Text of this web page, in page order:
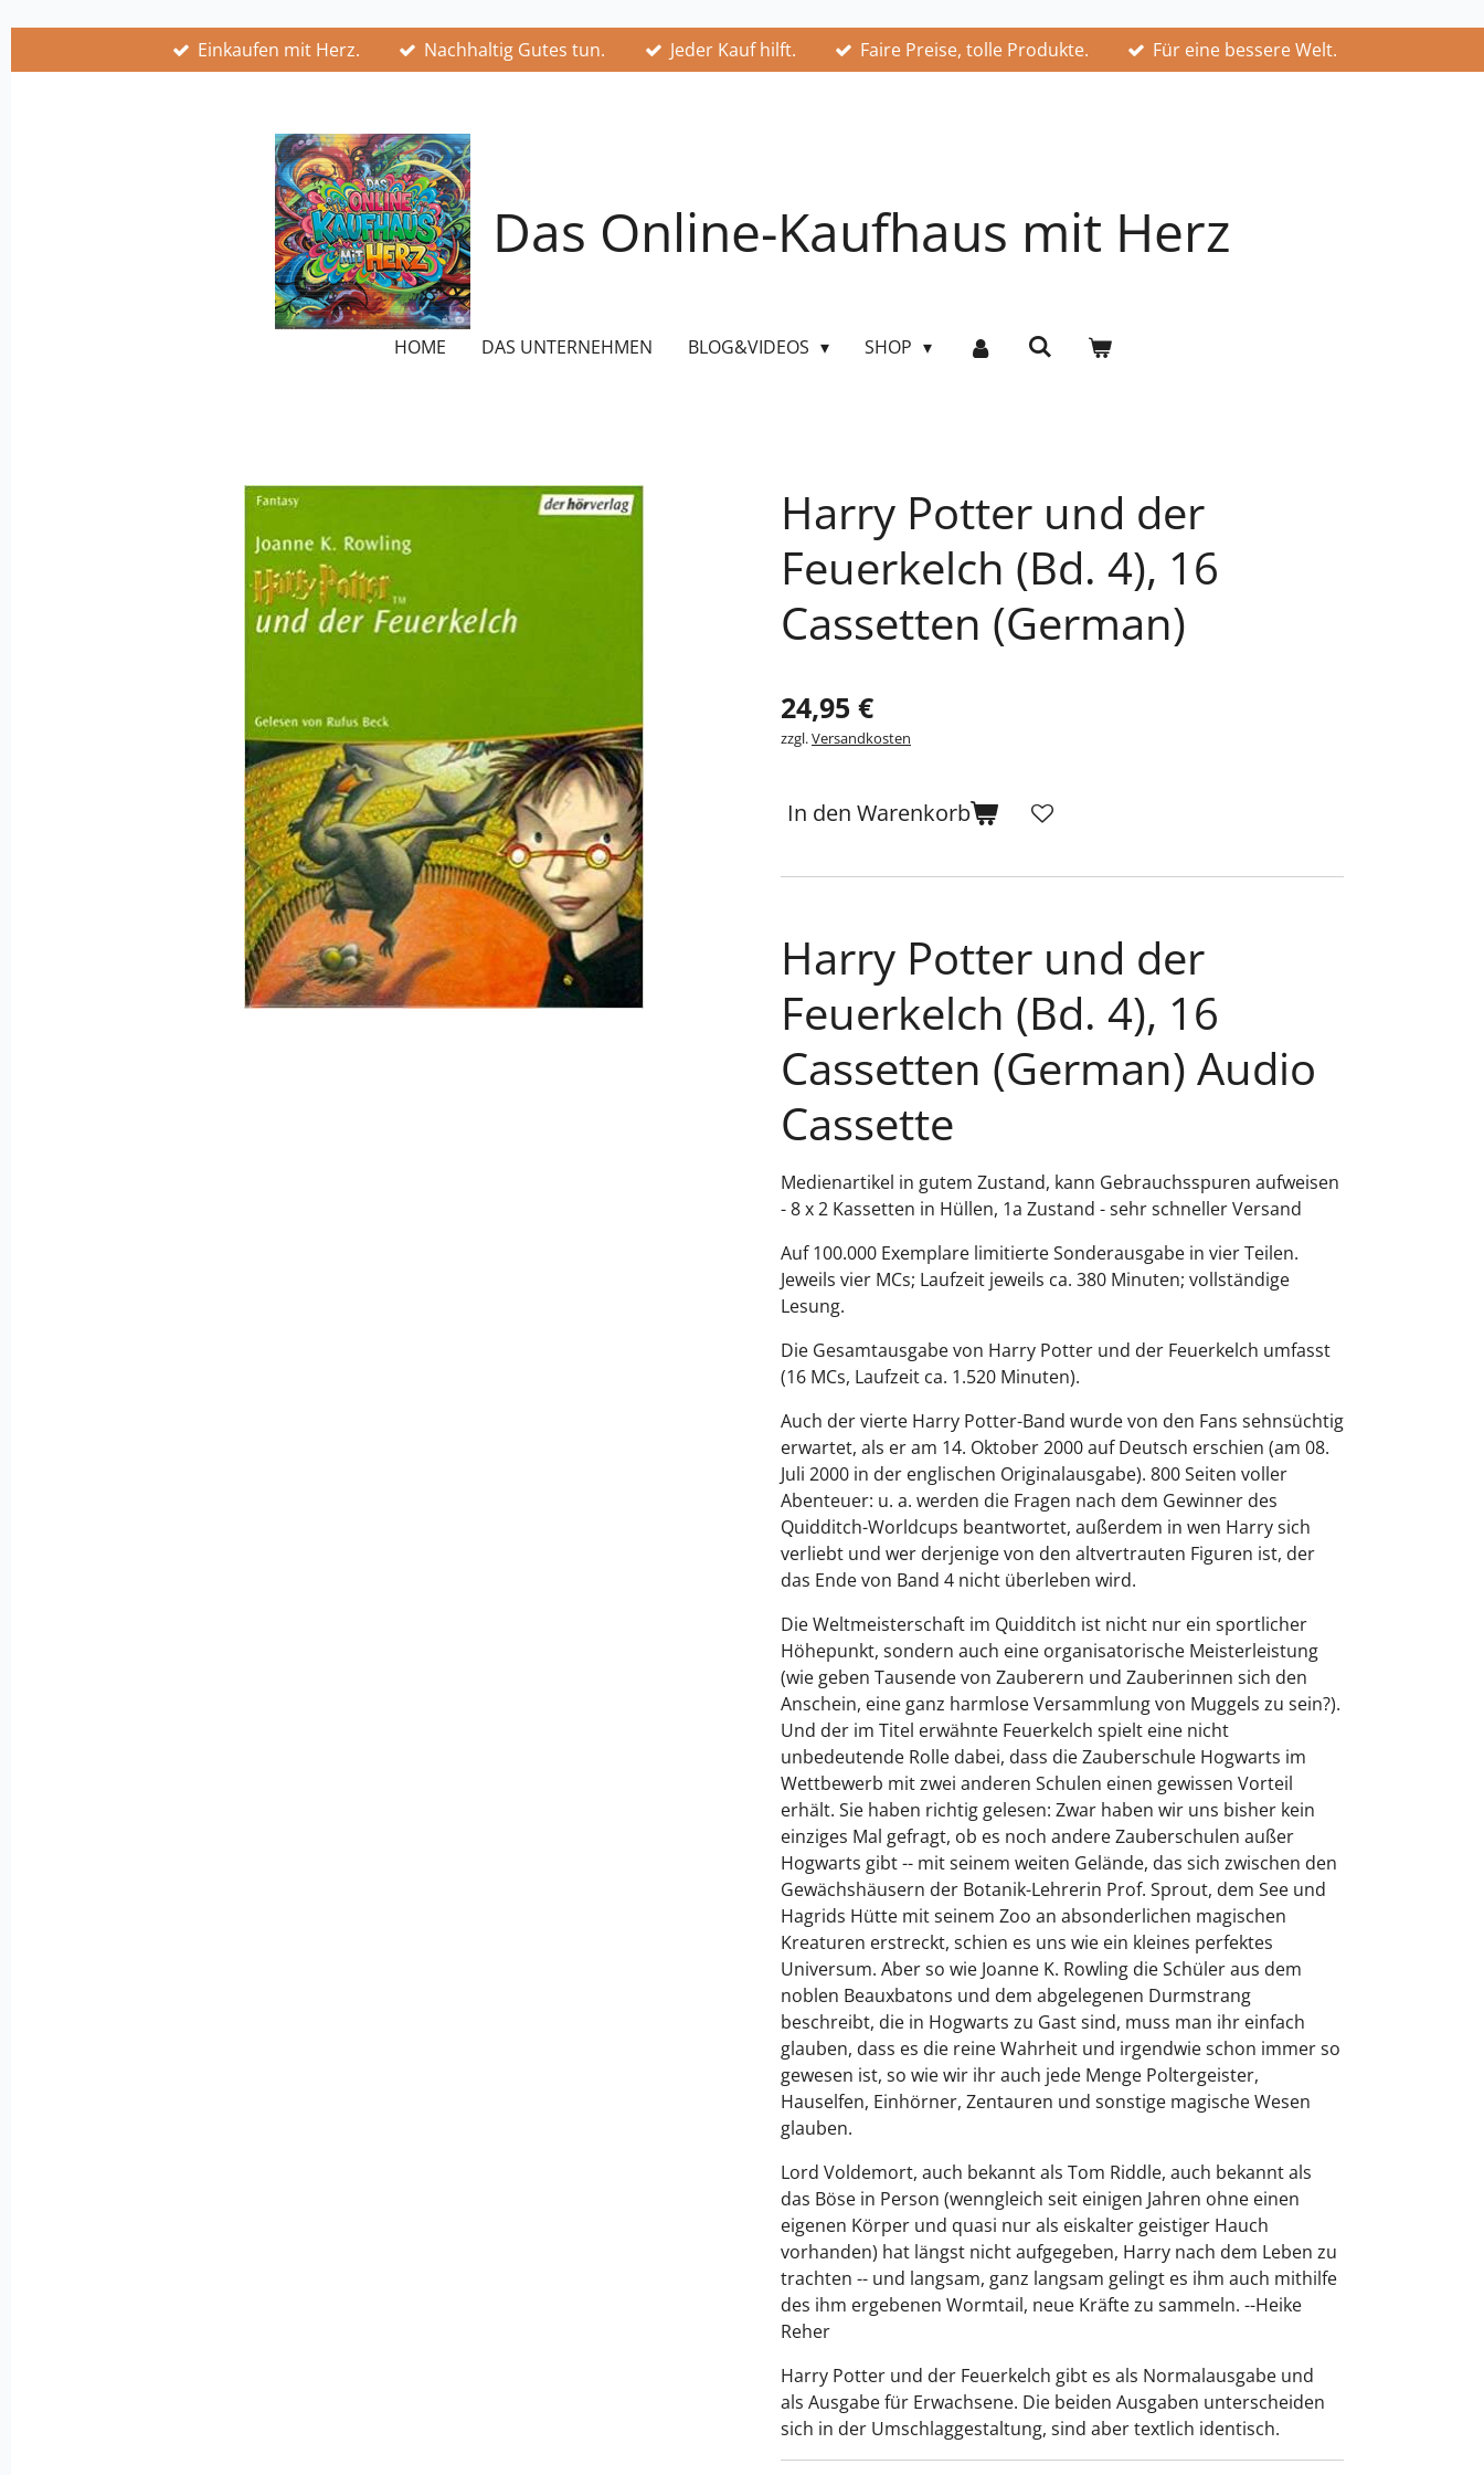
springen
Einkaufen mit Herz. Nachhaltig Gutes tun. Jeder Kauf hilft. Faire Preise, tolle Produkte. Für eine bessere Welt.
Das Online-Kaufhaus mit Herz
HOME DAS UNTERNEHMEN BLOG&VIDEOS SHOP
Harry Potter und der
Feuerkelch (Bd. 4), 16
Cassetten (German)
24,95 €
zzgl.Versandkosten
In den Warenkorb
Harry Potter und der
Feuerkelch (Bd. 4), 16
Cassetten (German) Audio
Cassette
Medienartikel in gutem Zustand, kann Gebrauchsspuren aufweisen
-8 x 2 Kassetten in Hüllen, 1a Zustand - sehr schneller Versand
Auf 100.000 Exemplare limitierte Sonderausgabe in vier Teilen.
Jeweils vier MCs; Laufzeit jeweils ca. 380 Minuten; vollständige
Lesung.
Die Gesamtausgabe von Harry Potter und der Feuerkelch umfasst
(16 MCs, Laufzeit ca. 1.520 Minuten).
Auch der vierte Harry Potter-Band wurde von den Fans sehnsüchtig
erwartet, als er am 14. Oktober 2000 auf Deutsch erschien (am 08.
Juli 2000 in der englischen Originalausgabe). 800 Seiten voller
Abenteuer: u. a. werden die Fragen nach dem Gewinner des
Quidditch-Worldcups beantwortet, außerdem in wen Harry sich
verliebt und wer derjenige von den altvertrauten Figuren ist, der
das Ende von Band 4 nicht überleben wird.
Die Weltmeisterschaft im Quidditch ist nicht nur ein sportlicher
Höhepunkt, sondern auch eine organisatorische Meisterleistung
(wie geben Tausende von Zauberern und Zauberinnen sich den
Anschein, eine ganz harmlose Versammlung von Muggels zu sein?).
Und der im Titel erwähnte Feuerkelch spielt eine nicht
unbedeutende Rolle dabei, dass die Zauberschule Hogwarts im
Wettbewerb mit zwei anderen Schulen einen gewissen Vorteil
erhält. Sie haben richtig gelesen: Zwar haben wir uns bisher kein
einziges Mal gefragt, ob es noch andere Zauberschulen außer
Hogwarts gibt -- mit seinem weiten Gelände, das sich zwischen den
Gewächshäusern der Botanik-Lehrerin Prof. Sprout, dem See und
Hagrids Hütte mit seinem Zoo an absonderlichen magischen
Kreaturen erstreckt, schien es uns wie ein kleines perfektes
Universum. Aber so wie Joanne K. Rowling die Schüler aus dem
noblen Beauxbatons und dem abgelegenen Durmstrang
beschreibt, die in Hogwarts zu Gast sind, muss man ihr einfach
glauben, dass es die reine Wahrheit und irgendwie schon immer so
gewesen ist, so wie wir ihr auch jede Menge Poltergeister,
Hauselfen, Einhörner, Zentauren und sonstige magische Wesen
glauben.
Lord Voldemort, auch bekannt als Tom Riddle, auch bekannt als
das Böse in Person (wenngleich seit einigen Jahren ohne einen
eigenen Körper und quasi nur als eiskalter geistiger Hauch
vorhanden) hat längst nicht aufgegeben, Harry nach dem Leben zu
trachten -- und langsam, ganz langsam gelingt es ihm auch mithilfe
des ihm ergebenen Wormtail, neue Kräfte zu sammeln. --Heike
Reher
Harry Potter und der Feuerkelch gibt es als Normalausgabe und
als Ausgabe für Erwachsene. Die beiden Ausgaben unterscheiden
sich in der Umschlaggestaltung, sind aber textlich identisch.